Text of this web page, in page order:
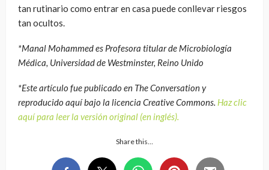
tan rutinario como entrar en casa puede conllevar riesgos
tan ocultos.
*Manal Mohammed es Profesora titular de Microbiología
Médica, Universidad de Westminster, Reino Unido
*Este artículo fue publicado en The Conversation y
reproducido aquí bajo la licencia Creative Commons. Haz clic
aquí para leer la versión original (en inglés).
Share this…